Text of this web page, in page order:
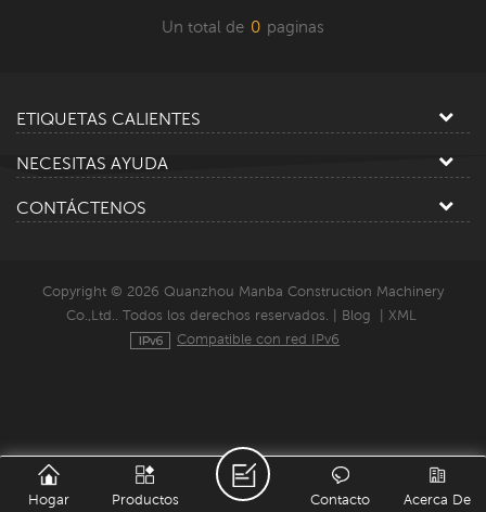
Un total de 0 paginas
ETIQUETAS CALIENTES
NECESITAS AYUDA
CONTÁCTENOS
Copyright © 2026 Quanzhou Manba Construction Machinery
Co.,Ltd.. Todos los derechos reservados. |
Blog
XML
Compatible con red IPv6
Hogar Productos Acerca De
Contacto